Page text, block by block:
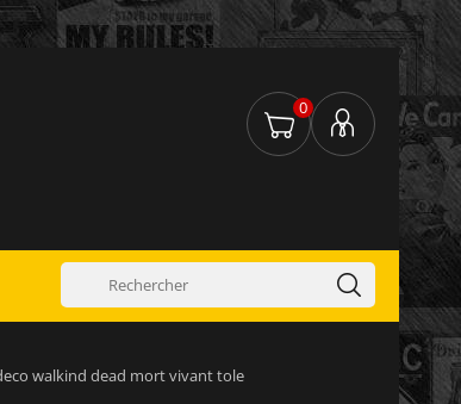
0
walkind dead mort vivant tole